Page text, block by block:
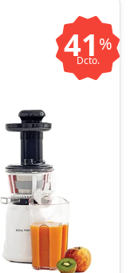
41 %
Dcto.